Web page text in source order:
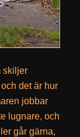
skiljer
det är hur
jobbar
lugnare, och
går gärna,